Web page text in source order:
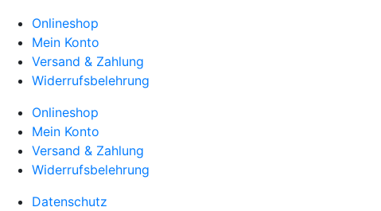
Onlineshop
Mein Konto
Versand & Zahlung
Widerrufsbelehrung
Onlineshop
Mein Konto
Versand & Zahlung
Widerrufsbelehrung
Datenschutz